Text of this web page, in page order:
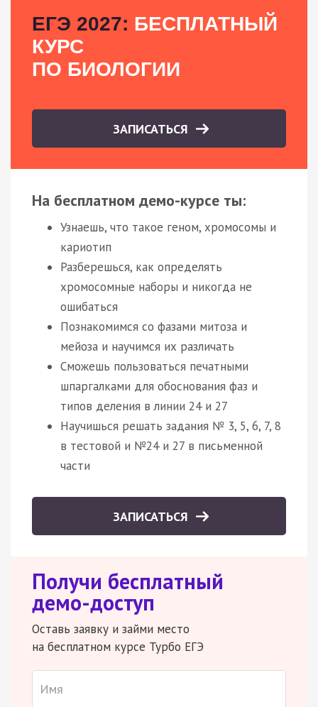
ЕГЭ 2027: БЕСПЛАТНЫЙ
КУРС
ПО БИОЛОГИИ
ЗАПИСАТЬСЯ
На бесплатном демо-курсе ты:
Узнаешь, что такое геном, хромосомы и
кариотип
Разберешься, как определять
хромосомные наборы и никогда не
ошибаться
Познакомимся со фазами митоза и
мейоза и научимся их различать
Сможешь пользоваться печатными
шпаргалками для обоснования фаз и
типов деления в линии 24 и 27
Научишься решать задания № 3, 5, 6, 7, 8
в тестовой и №24 и 27 в письменной
части
ЗАПИСАТЬСЯ
Получи бесплатный
демо-доступ
Оставь заявку и займи место
на бесплатном курсе Турбо ЕГЭ